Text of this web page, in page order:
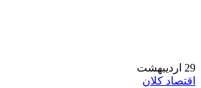
29 اردیبهشت
اقتصاد کلان